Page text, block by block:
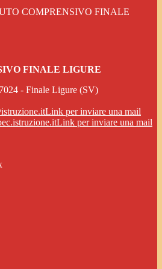
COMPRENSIVO FINALE
FINALE LIGURE
- Finale Ligure (SV)
Link per inviare una mail
Link per inviare una mail